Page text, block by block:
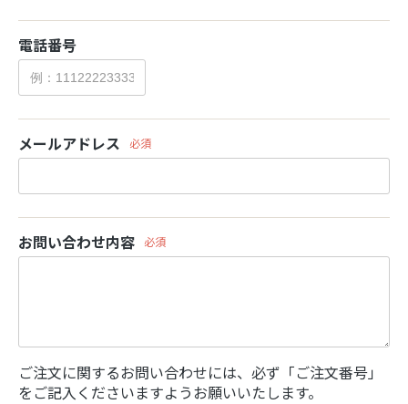
電話番号
メールアドレス 必須
お問い合わせ内容 必須
ご注文に関するお問い合わせには、必ず「ご注文番号」
をご記入くださいますようお願いいたします。